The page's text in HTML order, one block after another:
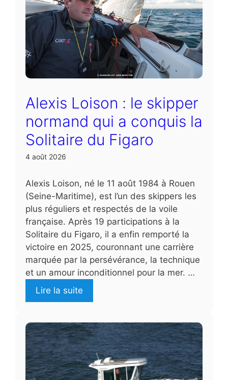
Alexis Loison : le skipper
normand qui a conquis la
Solitaire du Figaro
4 août 2026
Alexis Loison, né le 11 août 1984 à Rouen
(Seine-Maritime), est l’un des skippers les
plus réguliers et respectés de la voile
française. Après 19 participations à la
Solitaire du Figaro, il a enfin remporté la
victoire en 2025, couronnant une carrière
marquée par la persévérance, la technique
et un amour inconditionnel pour la mer. …
Lire la suite